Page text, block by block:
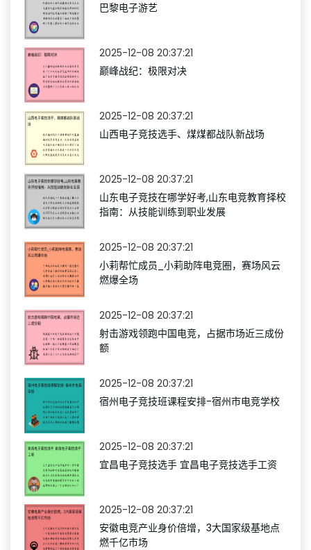
巴黎电子游艺
2025-12-08 20:37:21
巅峰战纪：极限对决
2025-12-08 20:37:21
山西电子竞技选手、煤煤都战队新战场
2025-12-08 20:37:21
山东电子竞技在哪学好考,山东电竞教育择校
指南：从技能训练到职业发展
2025-12-08 20:37:21
小莉帮忙成员_小莉助阵电竞圈，赛场风云
燃爆全场
2025-12-08 20:37:21
射击游戏领跑中国电竞，占据市场近三成份
额
2025-12-08 20:37:21
宿州电子竞技班课程安排-宿州市电竞学校
2025-12-08 20:37:21
宜昌电子竞技选手 宜昌电子竞技选手工资
2025-12-08 20:37:21
安徽电竞产业身价倍增，3大国家级基地点
燃千亿市场